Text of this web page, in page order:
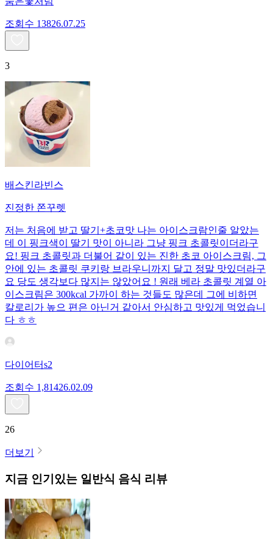
조회수 13826.07.25
3
배스킨라빈스
진정한 쫀꾸렛
저는 처음에 받고 딸기+초코맛 나는 아이스크람인줄 알았는
데 이 핑크색이 딸기 맛이 아니라 그냥 핑크 초콜릿이더라구
요! 핑크 초콜릿과 더불어 같이 있는 진한 초코 아이스크림, 그
안에 있는 초콜릿 쿠키랑 브라우니까지 달고 정말 맛있더라구
요 당도 생각보다 많지는 않았어요 ! 원래 베라 초콜릿 계열 아
이스크림은 300kcal 가까이 하는 것들도 많은데 그에 비하면
칼로리가 높으 편은 아닌거 같아서 안심하고 맛있게 먹었습니
다 ㅎㅎ
다이어터s2
조회수 1,81426.02.09
26
더보기
지금 인기있는 일반식 음식 리뷰